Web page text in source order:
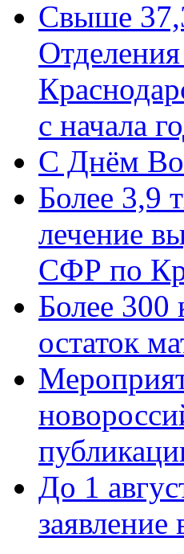
Свыше
с начала
C Днём
Более 3,9
лечение
СФР по
Более 300
остаток
До 1